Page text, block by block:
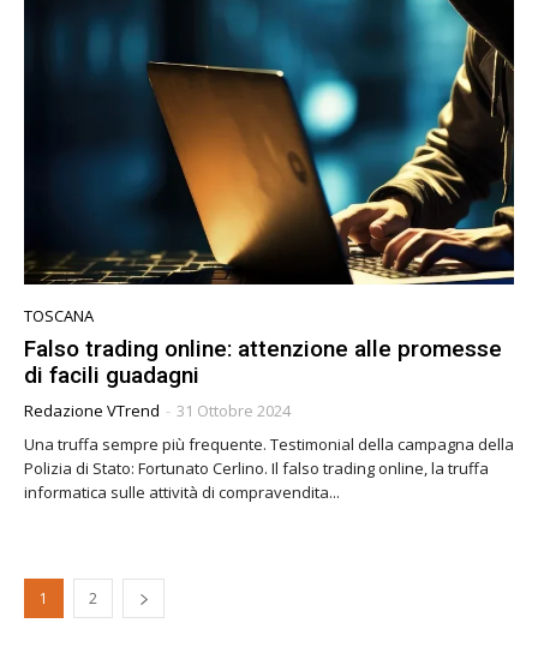
TOSCANA
Falso trading online: attenzione alle promesse
di facili guadagni
Redazione VTrend - 31 Ottobre 2024
Una truffa sempre più frequente. Testimonial della campagna della
Polizia di Stato: Fortunato Cerlino. Il falso trading online, la truffa
informatica sulle attività di compravendita...
1 2